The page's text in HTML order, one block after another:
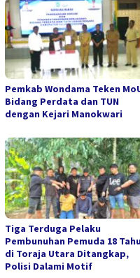
Pemkab Wondama Teken
Bidang Perdata dan TUN
dengan Kejari Manokwari
Tiga Terduga Pelaku
Pembunuhan Pemuda 18
di Toraja Utara Ditangkap,
Polisi Dalami Motif